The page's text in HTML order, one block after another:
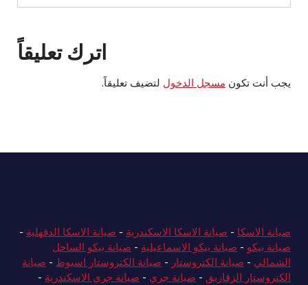
اترك تعليقاً
يجب أنت تكون مسجل الدخول لتضيف تعليقاً.
صيانة الاسكا - صيانة الاسكا الاسكندرية - صيانة الاسكا الدقهلية -
صيانة بيكو - صيانة بيكو الاسماعيلية - صيانة بيكو الساحل
الشمالي - صيانة الكتروستار - صيانة الكتروستار اسيوط - صيانة
الكتروستار الزقازيق - صيانة جري - صيانة جري الاسكندرية -